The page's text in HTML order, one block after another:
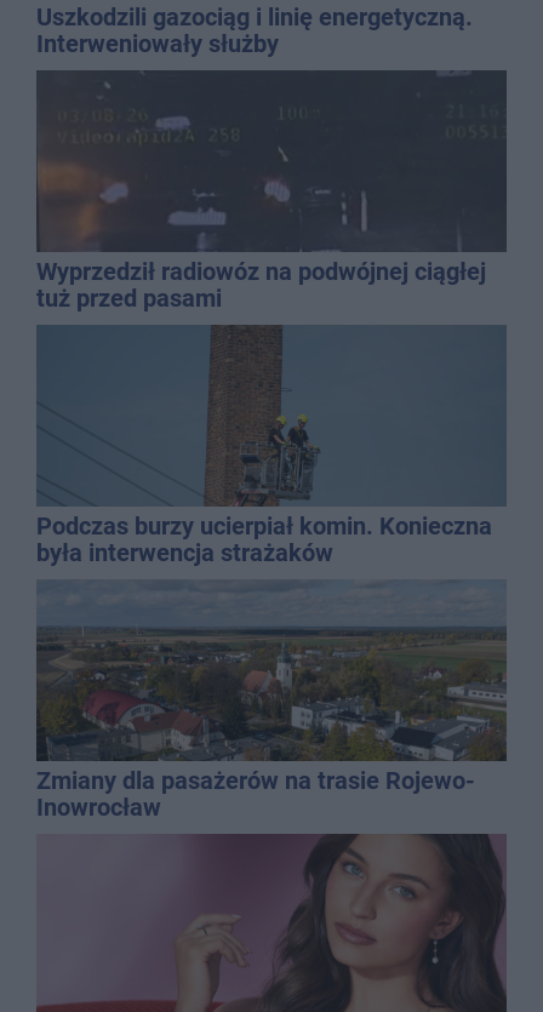
Uszkodzili gazociąg i linię energetyczną.
Interweniowały służby
Wyprzedził radiowóz na podwójnej ciągłej
tuż przed pasami
Podczas burzy ucierpiał komin. Konieczna
była interwencja strażaków
Zmiany dla pasażerów na trasie Rojewo-
Inowrocław